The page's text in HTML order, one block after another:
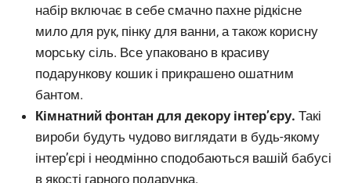
набір включає в себе смачно пахне рідкісне
мило для рук, пінку для ванни, а також корисну
морську сіль. Все упаковано в красиву
подарункову кошик і прикрашено ошатним
бантом.
Кімнатний фонтан для декору інтер’єру. Такі
вироби будуть чудово виглядати в будь-якому
інтер’єрі і неодмінно сподобаються вашій бабусі
в якості гарного подарунка.